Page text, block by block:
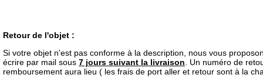
Retour de l'objet :
Si votre objet n'est pas conforme à la description, nous vous
écrire par mail sous 7 jours suivant la livraison . Un numéro de
remboursement aura lieu ( les frais de port aller et retour sont à la